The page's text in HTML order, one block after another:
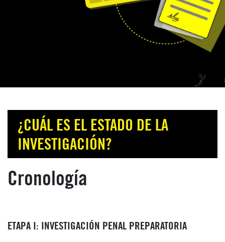
¿CUÁL ES EL ESTADO DE LA
INVESTIGACIÓN?
Cronología
ETAPA I: INVESTIGACIÓN PENAL PREPARATORIA